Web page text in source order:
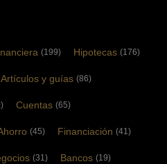
(199) Hipotecas (176)
Artículos y guías (86)
Cuentas (65)
(45) Financiación (41)
(31) Bancos (19)